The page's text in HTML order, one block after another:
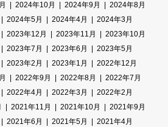
2024年10月 2024年9月
2024年8月
2024年5月 2024年4月
2024年3月
2023年12月 2023年11月
2023年10月
2023年7月 2023年6月
2023年5月
2023年2月 2023年1月
2022年12月
2022年9月 2022年8月
2022年7月
2022年4月 2022年3月
2022年2月
2021年11月 2021年10月
2021年9月
2021年6月 2021年5月
2021年4月